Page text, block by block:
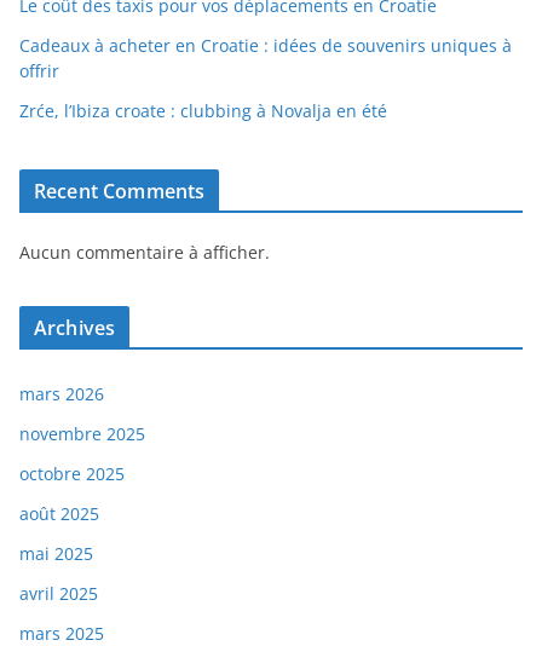
Le coût des taxis pour vos déplacements en Croatie
Cadeaux à acheter en Croatie : idées de souvenirs uniques à
offrir
Zrće, l’Ibiza croate : clubbing à Novalja en été
Recent Comments
Aucun commentaire à afficher.
Archives
mars 2026
novembre 2025
octobre 2025
août 2025
mai 2025
avril 2025
mars 2025